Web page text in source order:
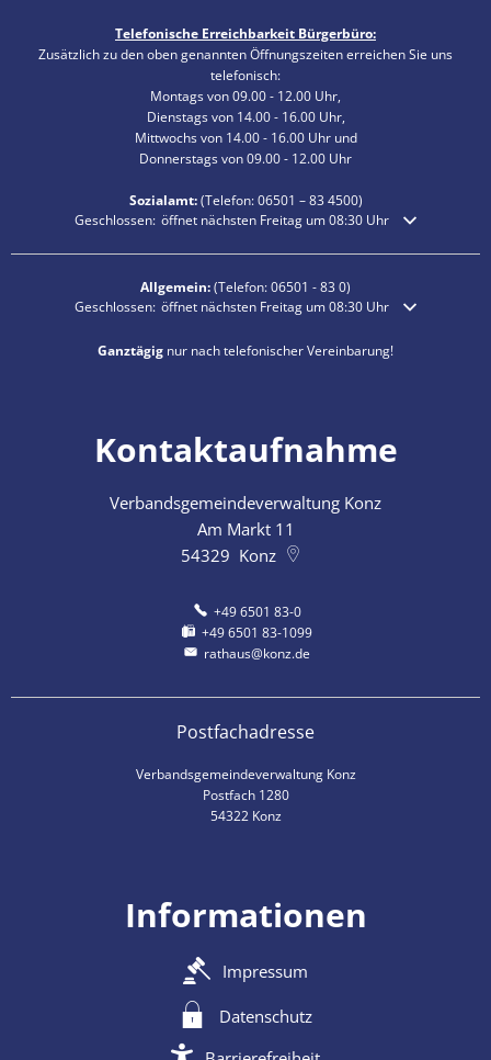
Telefonische Erreichbarkeit Bürgerbüro:
Zusätzlich zu den oben genannten Öffnungszeiten erreichen Sie uns
telefonisch:
Montags von 09.00 - 12.00 Uhr,
Dienstags von 14.00 - 16.00 Uhr,
Mittwochs von 14.00 - 16.00 Uhr und
Donnerstags von 09.00 - 12.00 Uhr
Sozialamt:(Telefon:06501 – 834500)
Klicken, um weitere Öffnungs- oder Schließzeiten auszublenden
Geschlossen: öffnet nächsten Freitag um 08:30 Uhr
Allgemein:(Telefon:06501 - 83 0)
Klicken, um weitere Öffnungs- oder Schließzeiten auszublenden
Geschlossen: öffnet nächsten Freitag um 08:30 Uhr
Ganztägig nur nach telefonischer Vereinbarung!
Kontaktaufnahme
Verbandsgemeindeverwaltung Konz
Am Markt 11
54329 Konz
+49 6501 83-0
+49 6501 83-1099
rathaus@konz.de
Postfachadresse
Verbandsgemeindeverwaltung Konz
Postfach 1280
54322 Konz
Informationen
Impressum
Datenschutz